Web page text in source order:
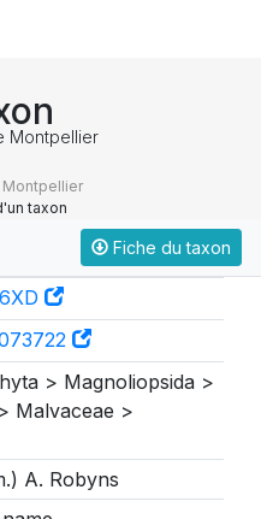
Montpellier
taxon
Fiche du taxon
> Magnoliopsida >
Malvaceae >
A. Robyns